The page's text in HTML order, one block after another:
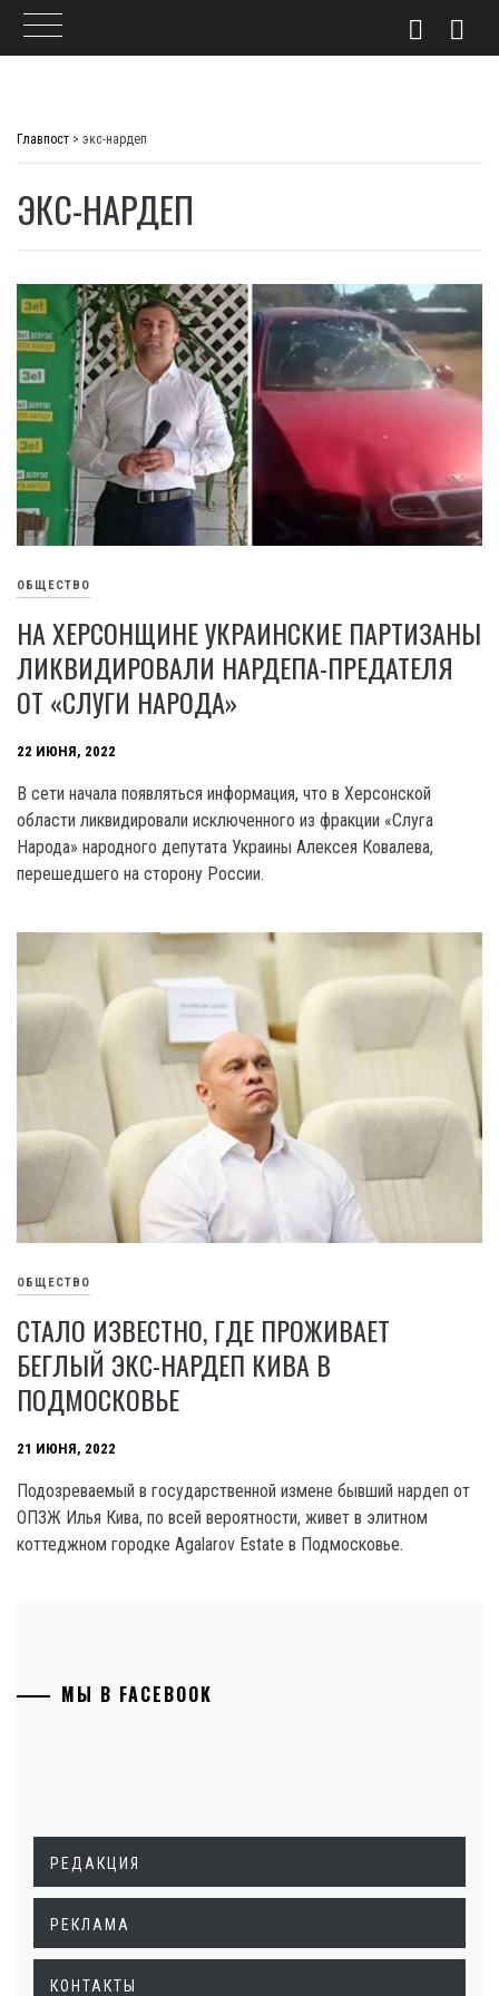
Главпост > экс-нардеп
ЭКС-НАРДЕП
ОБЩЕСТВО
НА ХЕРСОНЩИНЕ УКРАИНСКИЕ ПАРТИЗАНЫ
ЛИКВИДИРОВАЛИ НАРДЕПА-ПРЕДАТЕЛЯ
ОТ «СЛУГИ НАРОДА»
22 ИЮНЯ, 2022
В сети начала появляться информация, что в Херсонской
области ликвидировали исключенного из фракции «Слуга
Народа» народного депутата Украины Алексея Ковалева,
перешедшего на сторону России.
ОБЩЕСТВО
СТАЛО ИЗВЕСТНО, ГДЕ ПРОЖИВАЕТ
БЕГЛЫЙ ЭКС-НАРДЕП КИВА В
ПОДМОСКОВЬЕ
21 ИЮНЯ, 2022
Подозреваемый в государственной измене бывший нардеп от
ОПЗЖ Илья Кива, по всей вероятности, живет в элитном
коттеджном городке Agalarov Estate в Подмосковье.
МЫ В FACEBOOK
РЕДАКЦИЯ
РЕКЛАМА
КОНТАКТЫ